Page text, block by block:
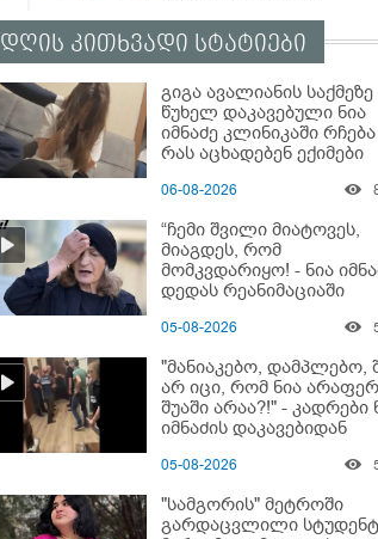
დღის კითხვადი სტატიები
გიგა ავალიანის საქმეზე
წუხელ დაკავებული ნია
იმნაძე კლინიკაში
რას აცხადებენ ექიმები
06-08-2026
“ჩემი შვილი მიატოვეს,
მიაგდეს, რომ
მომკვდარიყო! - ნია
დედას რეანიმაციაში
შვილი არ უნახავს” -
კომენტარი
05-08-2026
"მანიაკებო, დამპლებო,
არ იცი, რომ ნია არაფერ
შუაში არაა?!" - კადრები
იმნაძის დაკავებიდან
05-08-2026
"სამგორის" მეტროში
გარდაცვლილი